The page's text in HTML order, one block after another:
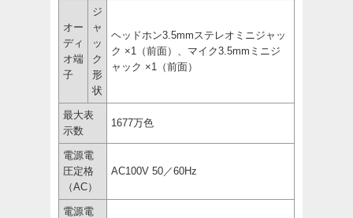
オー
ディ
オ端
子
ジ
ャ
ッ
ク
形
状
ヘッドホン3.5mmステレオミニジャッ
ク ×1（前面）、マイク3.5mmミニジ
ャック ×1（前面）
最大表
示数
1677万色
電源電
圧定格
（AC）
AC100V 50／60Hz
電源電